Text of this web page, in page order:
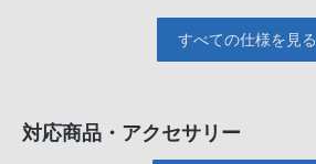
すべての仕様を見る
対応商品・アクセサリー